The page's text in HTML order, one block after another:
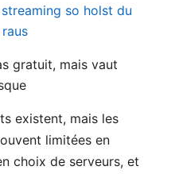
so holst du
gratuit, mais vaut
existent, mais les
limitées en
choix de serveurs, et